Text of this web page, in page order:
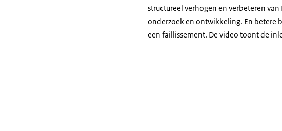
structureel verhogen en verbeteren
onderzoek en ontwikkeling. En betere
een faillissement. De video toont de